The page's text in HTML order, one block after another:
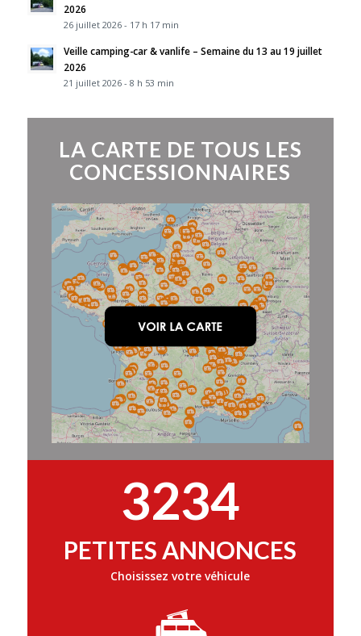
2026
26 juillet 2026 - 17 h 17 min
Veille camping-car & vanlife – Semaine du 13 au 19 juillet
2026
21 juillet 2026 - 8 h 53 min
LA CARTE DE TOUS LES
CONCESSIONNAIRES
3234
PETITES ANNONCES
Choisissez votre véhicule